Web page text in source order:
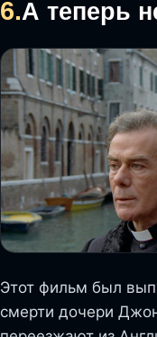
6.А теперь
Этот фильм был
смерти дочери